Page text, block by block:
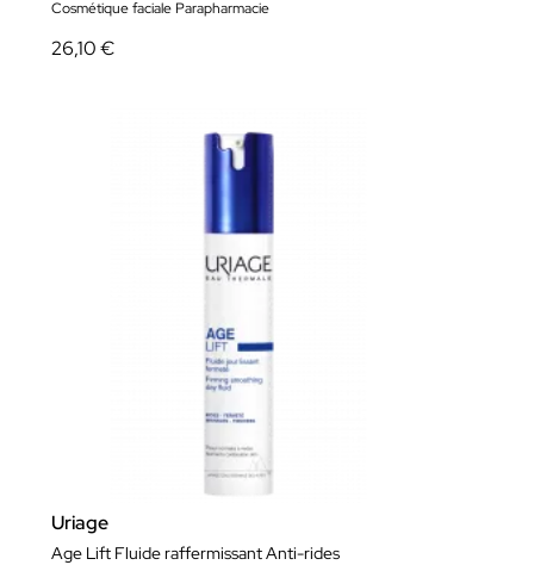
Cosmétique faciale Parapharmacie
26,10 €
Uriage
Age Lift Fluide raffermissant Anti-rides